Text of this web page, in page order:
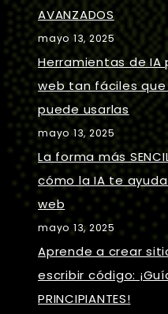
AVANZADOS
mayo 13, 2025
Herramientas de IA
web tan fáciles
puede usarlas
mayo 13, 2025
La forma más
cómo la IA te
web
mayo 13, 2025
Aprende a crear
escribir código:
PRINCIPIANTES!